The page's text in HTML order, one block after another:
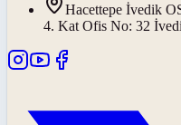
Hacettepe İvedik
4. Kat Ofis No: 32